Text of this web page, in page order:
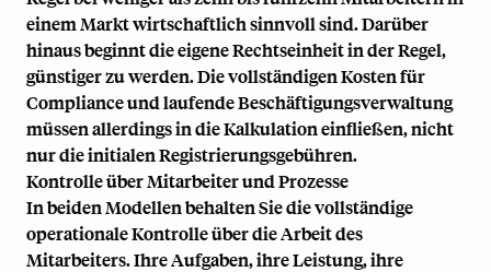
einem Markt wirtschaftlich sinnvoll sind. Darüber
hinaus beginnt die eigene Rechtseinheit in der Regel,
günstiger zu werden. Die vollständigen Kosten für
Compliance und laufende Beschäftigungsverwaltung
müssen allerdings in die Kalkulation einfließen, nicht
nur die initialen Registrierungsgebühren.
Kontrolle über Mitarbeiter und Prozesse
In beiden Modellen behalten Sie die vollständige
operationale Kontrolle über die Arbeit des
Mitarbeiters. Ihre Aufgaben, ihre Leistung, ihre